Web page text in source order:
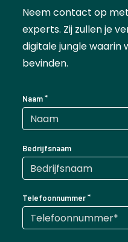
Neem contact op
experts. Zij zullen je
digitale jungle waarin
bevinden.
Naam
Bedrijfsnaam
Telefoonnummer